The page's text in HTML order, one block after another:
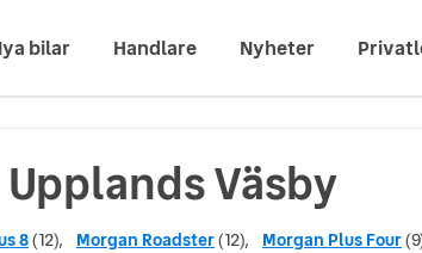
bilar Handlare Nyheter
Väsby
8(12), Morgan Roadster(12), Morgan Plus Four